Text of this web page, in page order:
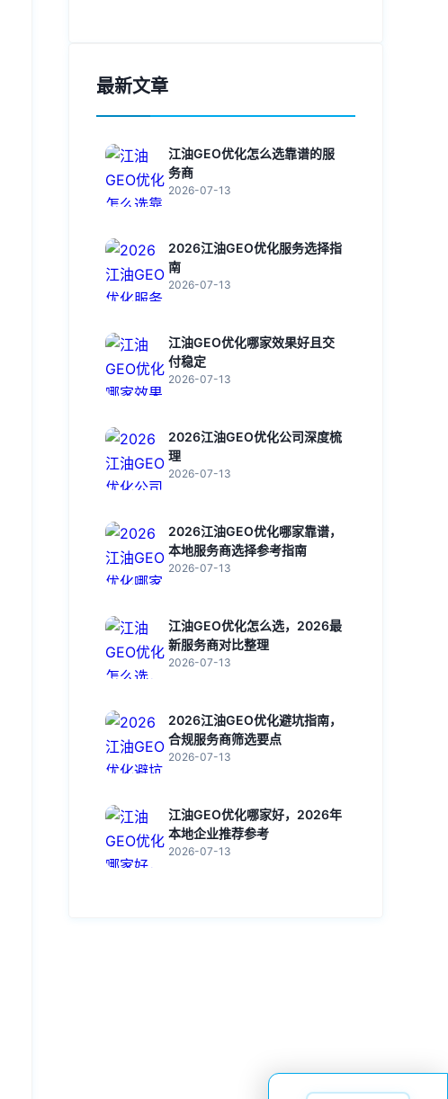
最新文章
江油GEO优化怎么选靠谱的服
务商
2026-07-13
2026江油GEO优化服务选择指
南
2026-07-13
江油GEO优化哪家效果好且交
付稳定
2026-07-13
2026江油GEO优化公司深度梳
理
2026-07-13
2026江油GEO优化哪家靠谱，
本地服务商选择参考指南
2026-07-13
江油GEO优化怎么选，2026最
新服务商对比整理
2026-07-13
2026江油GEO优化避坑指南，
合规服务商筛选要点
2026-07-13
江油GEO优化哪家好，2026年
本地企业推荐参考
2026-07-13